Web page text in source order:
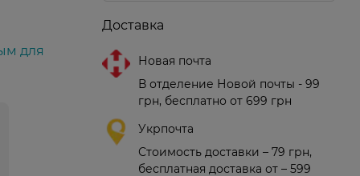
для
Доставка
Новая почта
В отделение Новой почты - 99
грн, бесплатно от 699 грн
Укрпочта
Стоимость доставки – 79 грн,
бесплатная доставка от – 599